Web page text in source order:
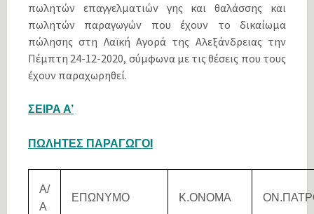
πωλητών επαγγελματιών γης και θαλάσσης και
πωλητών παραγωγών που έχουν το δικαίωμα
πώλησης στη Λαϊκή Αγορά της Αλεξάνδρειας την
Πέμπτη 24-12-2020, σύμφωνα με τις θέσεις που τους
έχουν παραχωρηθεί.
ΣΕΙΡΑ Α’
ΠΩΛΗΤΕΣ ΠΑΡΑΓΩΓΟΙ
Α/
Α
ΕΠΩΝΥΜΟ Κ.ΟΝΟΜΑ